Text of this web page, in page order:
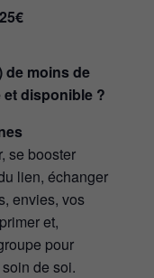
25€
de moins de
disponible ?
se booster
lien, échanger
envies, vos
et,
pour
de soi.